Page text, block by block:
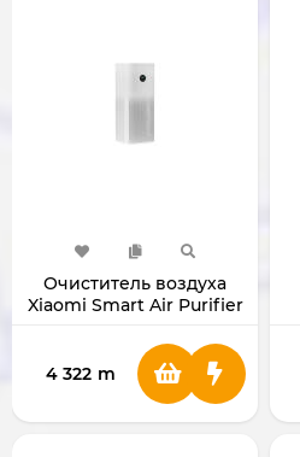
Очиститель воздуха
Xiaomi Smart Air Purifier
4 322 m